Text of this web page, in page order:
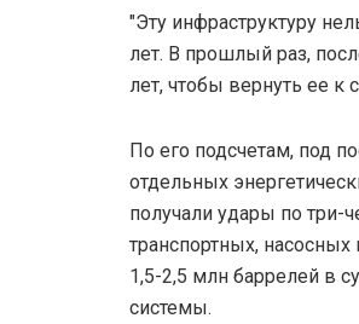
"Эту инфраструктуру
лет. В прошлый раз,
лет, чтобы вернуть ее к
По его подсчетам, под
отдельных
получали удары по три-
транспортных,
1,5-2,5 млн баррелей в
системы.